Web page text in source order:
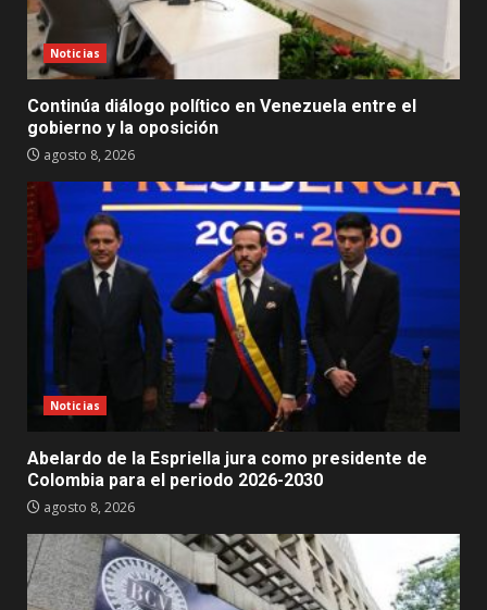
Noticias
Continúa diálogo político en Venezuela entre el
gobierno y la oposición
agosto 8, 2026
Noticias
Abelardo de la Espriella jura como presidente de
Colombia para el periodo 2026-2030
agosto 8, 2026